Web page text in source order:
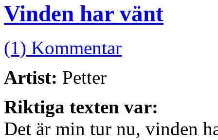
Vinden har vänt
(1) Kommentar
Artist: Petter
Riktiga texten var:
Det är min tur nu, vinden